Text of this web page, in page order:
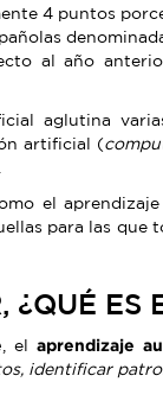
4 puntos
al año
aglutina
artificial (
el
para las que
¿QUÉ
, elaprendizaje
identificar